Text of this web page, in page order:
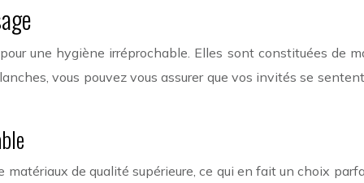
une hygiène irréprochable. Elles sont constituées de
vous pouvez vous assurer que vos invités se
de qualité supérieure, ce qui en fait un choix